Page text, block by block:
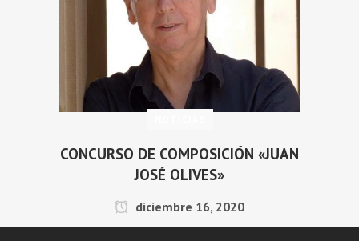
CONCURSO DE COMPOSICIÓN «JUAN
JOSÉ OLIVES»
diciembre 16, 2020